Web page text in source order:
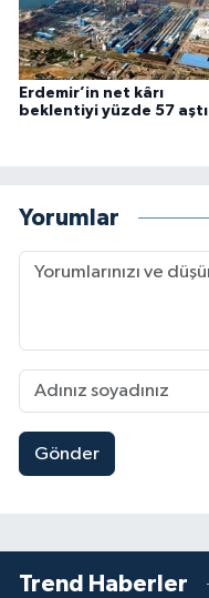
Erdemir’in net kârı
beklentiyi yüzde 57 aştı
Yorumlar
Gönder
Trend Haberler